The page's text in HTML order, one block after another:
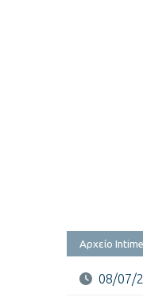
Αρχείο Intime
08/07/